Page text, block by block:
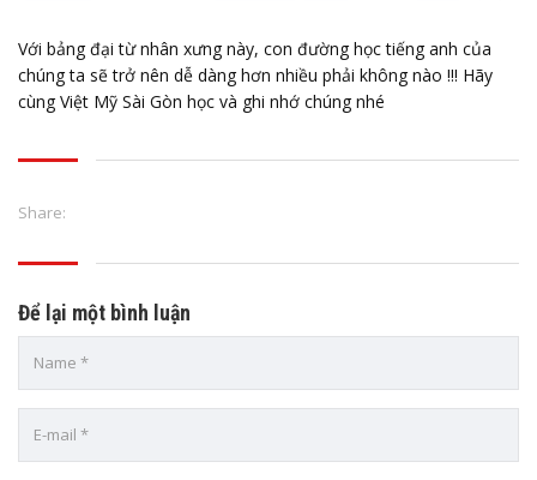
Với bảng đại từ nhân xưng này, con đường học tiếng anh của
chúng ta sẽ trở nên dễ dàng hơn nhiều phải không nào !!! Hãy
cùng Việt Mỹ Sài Gòn học và ghi nhớ chúng nhé
Share:
Để lại một bình luận